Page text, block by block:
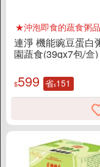
★沖泡即食的蔬食粥品
連淨 機能豌豆蛋白
園蔬食(39gx7包/盒)
$599 省$151